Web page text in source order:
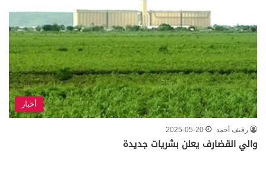
أخبار
رفيف أحمد 2025-05-20
والي القضارف يعلن بشريات جديدة